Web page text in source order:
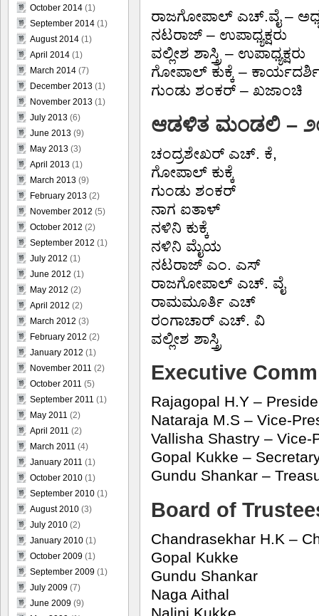
ರಾಜಗೋಪಾಲ್ ಎಚ್.ವೈ –
ನಟರಾಜ್ – ಉಪಾಧ್ಯಕ್ಷರು
ವಲ್ಲೀಶ ಶಾಸ್ತ್ರಿ – ಉಪಾಧ್ಯಕ್ಷರು
ಗೋಪಾಲ್ ಕುಕ್ಕೆ – ಕಾರ್ಯದರ್ಶಿ
ಗುಂಡು ಶಂಕರ್ – ಖಜಾಂಚಿ
ಆಡಳಿತ ಮಂಡಲಿ –
ಚಂದ್ರಶೇಖರ್ ಎಚ್. ಕೆ,
ಗೋಪಾಲ್ ಕುಕ್ಕೆ
ಗುಂಡು ಶಂಕರ್
ನಾಗ ಐತಾಳ್
ನಳಿನಿ ಕುಕ್ಕೆ
ನಳಿನಿ ಮೈಯ
ನಟರಾಜ್ ಎಂ. ಎಸ್
ರಾಜಗೋಪಾಲ್ ಎಚ್. ವೈ
ರಾಮಮೂರ್ತಿ ಎಚ್
ರಂಗಾಚಾರ್ ಎಚ್. ವಿ
ವಲ್ಲೀಶ ಶಾಸ್ತ್ರಿ
Executive
Rajagopal H.Y –
Nataraja M.S – Vice-
Vallisha Shastry – Vice-
Gopal Kukke –
Gundu Shankar –
Board of
Chandrasekhar H.K –
Gopal Kukke
Gundu Shankar
Naga Aithal
Nalini Kukke
October 2014 (1)
September 2014 (1)
August 2014 (1)
April 2014 (1)
March 2014 (7)
December 2013 (1)
November 2013 (1)
July 2013 (6)
June 2013 (9)
May 2013 (3)
April 2013 (1)
March 2013 (9)
February 2013 (2)
November 2012 (5)
October 2012 (2)
September 2012 (1)
July 2012 (1)
June 2012 (1)
May 2012 (2)
April 2012 (2)
March 2012 (3)
February 2012 (2)
January 2012 (1)
November 2011 (2)
October 2011 (5)
September 2011 (1)
May 2011 (2)
April 2011 (2)
March 2011 (4)
January 2011 (1)
October 2010 (1)
September 2010 (1)
August 2010 (3)
July 2010 (2)
January 2010 (1)
October 2009 (1)
September 2009 (1)
July 2009 (7)
June 2009 (9)